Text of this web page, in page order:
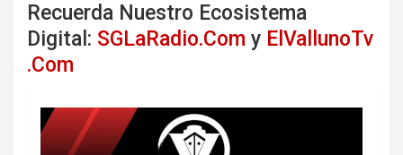
Recuerda Nuestro Ecosistema
Digital: SGLaRadio.Com y ElVallunoTv
.Com